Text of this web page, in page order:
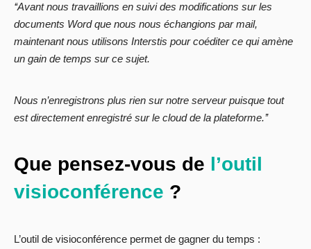
‘‘Avant nous travaillions en suivi des modifications sur les
documents Word que nous nous échangions par mail,
maintenant nous utilisons Interstis pour coéditer ce qui amène
un gain de temps sur ce sujet.
Nous n’enregistrons plus rien sur notre serveur puisque tout
est directement enregistré sur le cloud de la plateforme.’’
Que pensez-vous de l’outil
visioconférence ?
L’outil de visioconférence permet de gagner du temps :